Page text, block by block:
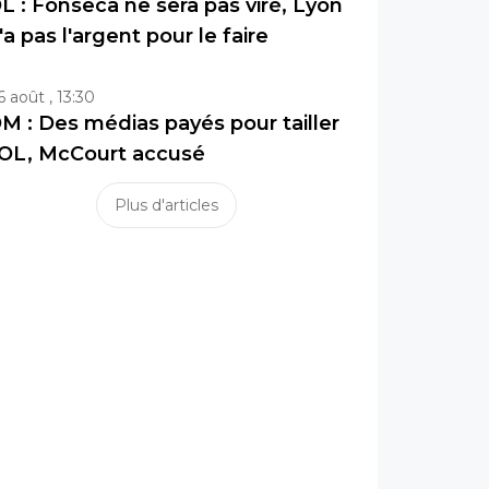
: Fonseca ne sera pas viré, Lyon
pas l'argent pour le faire
août , 13:30
: Des médias payés pour tailler
McCourt accusé
Plus d'articles